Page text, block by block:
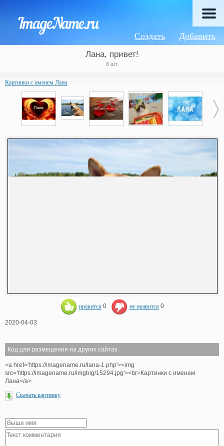
Добавить
Создать
Лана, привет!
8 шт.
Картинки с именем Лана
нравится 0 не нравится 0
2020-04-03
Код для размещения на других сайтах
<a href='https://imagename.ru/lana-1.php'><img
src='https://imagename.ru/imgbig/15294.jpg'><br>Картинки с именем
Лана</a>
Скачать картинку